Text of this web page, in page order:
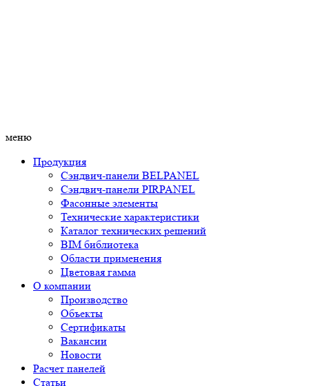
меню
Продукция
Сэндвич-панели BELPANEL
Сэндвич-панели PIRPANEL
Фасонные элементы
Технические характеристики
Каталог технических решений
BIM библиотека
Области применения
Цветовая гамма
О компании
Производство
Объекты
Сертификаты
Вакансии
Новости
Расчет панелей
Статьи